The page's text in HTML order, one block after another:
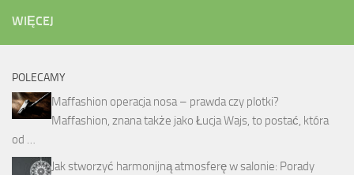
WIĘCEJ
POLECAMY
Maffashion operacja nosa – prawda czy plotki?
Maffashion, znana także jako Łucja Wajs, to postać, która
od …
Jak stworzyć harmonijną atmosferę w salonie: Porady